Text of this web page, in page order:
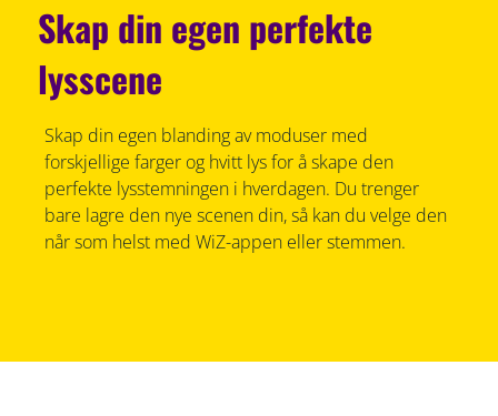
Skap din egen perfekte
lysscene
Skap din egen blanding av moduser med
forskjellige farger og hvitt lys for å skape den
perfekte lysstemningen i hverdagen. Du trenger
bare lagre den nye scenen din, så kan du velge den
når som helst med WiZ-appen eller stemmen.